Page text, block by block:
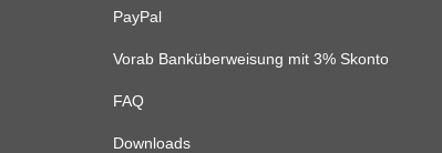
PayPal
Vorab Banküberweisung mit 3% Skonto
FAQ
Downloads